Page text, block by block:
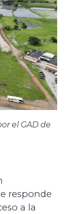
el GAD de
responde
a la